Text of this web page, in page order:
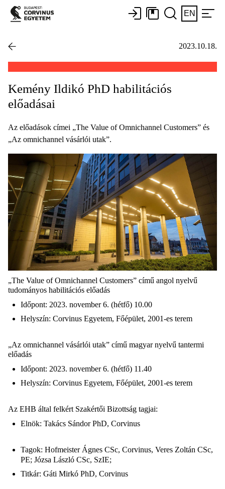
EN
2023.10.18.
Kemény Ildikó PhD habilitációs
előadásai
Az előadások címei „The Value of Omnichannel Customers” és
„Az omnichannel vásárlói utak”.
„The Value of Omnichannel Customers” című angol nyelvű
tudományos habilitációs előadás
Időpont: 2023. november 6. (hétfő) 10.00
Helyszín: Corvinus Egyetem, Főépület, 2001-es terem
„Az omnichannel vásárlói utak” című magyar nyelvű tantermi
előadás
Időpont: 2023. november 6. (hétfő) 11.40
Helyszín: Corvinus Egyetem, Főépület, 2001-es terem
Az EHB által felkért Szakértői Bizottság tagjai:
Elnök: Takács Sándor PhD, Corvinus
Tagok: Hofmeister Ágnes CSc, Corvinus, Veres Zoltán CSc,
PE; Józsa László CSc, SzIE;
Titkár: Gáti Mirkó PhD, Corvinus